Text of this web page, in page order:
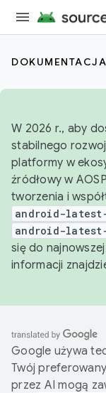
DOKUMENTACJA
W 2026 r., aby
stabilnego
platformy w
źródłowy w
tworzenia i
android-
android-
się do
informacji
Google używa
Twój
przez AI mogą